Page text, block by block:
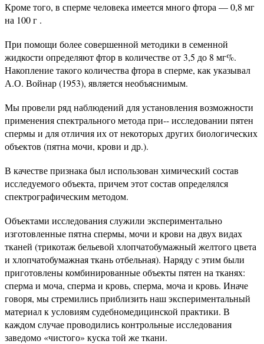
Кроме того, в сперме человека имеется много фтора — 0,8 мг
на 100 г .
При помощи более совершенной методики в семенной
жидкости определяют фтор в количестве от 3,5 до 8 мг%.
Накопление такого количества фтора в сперме, как указывал
А.О. Войнар (1953), является необъяснимым.
Мы провели ряд наблюдений для установления возможности
применения спектрального метода при-- исследовании пятен
спермы и для отличия их от некоторых других биологических
объектов (пятна мочи, крови и др.).
В качестве признака был использован химический состав
исследуемого объекта, причем этот состав определялся
спектрографическим методом.
Объектами исследования служили экспериментально
изготовленные пятна спермы, мочи и крови на двух видах
тканей (трикотаж бельевой хлопчатобумажный желтого цвета
и хлопчатобумажная ткань отбельная). Наряду с этим были
приготовлены комбинированные объекты пятен на тканях:
сперма и моча, сперма и кровь, сперма, моча и кровь. Иначе
говоря, мы стремились приблизить наш экспериментальный
материал к условиям судебномедицинской практики. В
каждом случае проводились контрольные исследования
заведомо «чистого» куска той же ткани.